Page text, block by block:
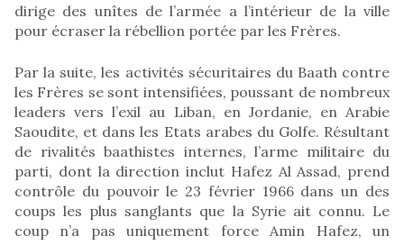
dirige des unîtes de l’armée a l’intérieur de la ville
pour écraser la rébellion portée par les Frères.
Par la suite, les activités sécuritaires du Baath contre
les Frères se sont intensifiées, poussant de nombreux
leaders vers l’exil au Liban, en Jordanie, en Arabie
Saoudite, et dans les Etats arabes du Golfe. Résultant
de rivalités baathistes internes, l’arme militaire du
parti, dont la direction inclut Hafez Al Assad, prend
contrôle du pouvoir le 23 février 1966 dans un des
coups les plus sanglants que la Syrie ait connu. Le
coup n’a pas uniquement force Amin Hafez, un